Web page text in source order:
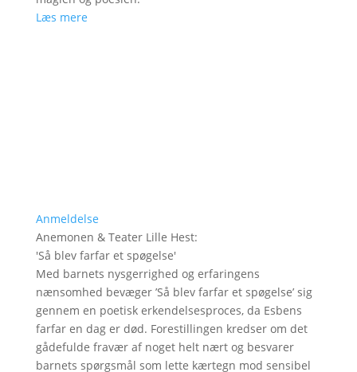
Læs mere
Anmeldelse
Anemonen & Teater Lille Hest:
'Så blev farfar et spøgelse'
Med barnets nysgerrighed og erfaringens
nænsomhed bevæger ’Så blev farfar et spøgelse’ sig
gennem en poetisk erkendelsesproces, da Esbens
farfar en dag er død. Forestillingen kredser om det
gådefulde fravær af noget helt nært og besvarer
barnets spørgsmål som lette kærtegn mod sensibel